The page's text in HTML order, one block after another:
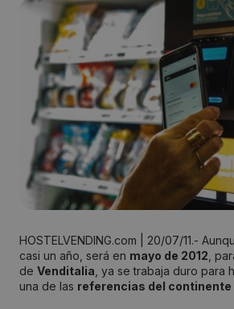
HOSTELVENDING.com | 20/07/11.-
casi un año, será en mayo de 2012 ,
de Venditalia , ya se trabaja duro para
una de las referencias del continente